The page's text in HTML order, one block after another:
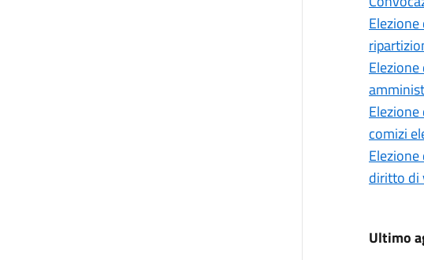
comizi
diritto di
Ultimo